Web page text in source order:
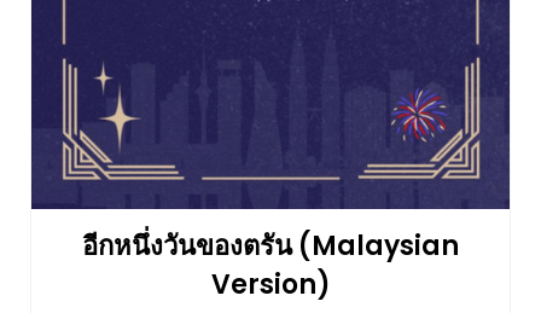
อีกหนึ่งวันของตรัน (Malaysian
Version)